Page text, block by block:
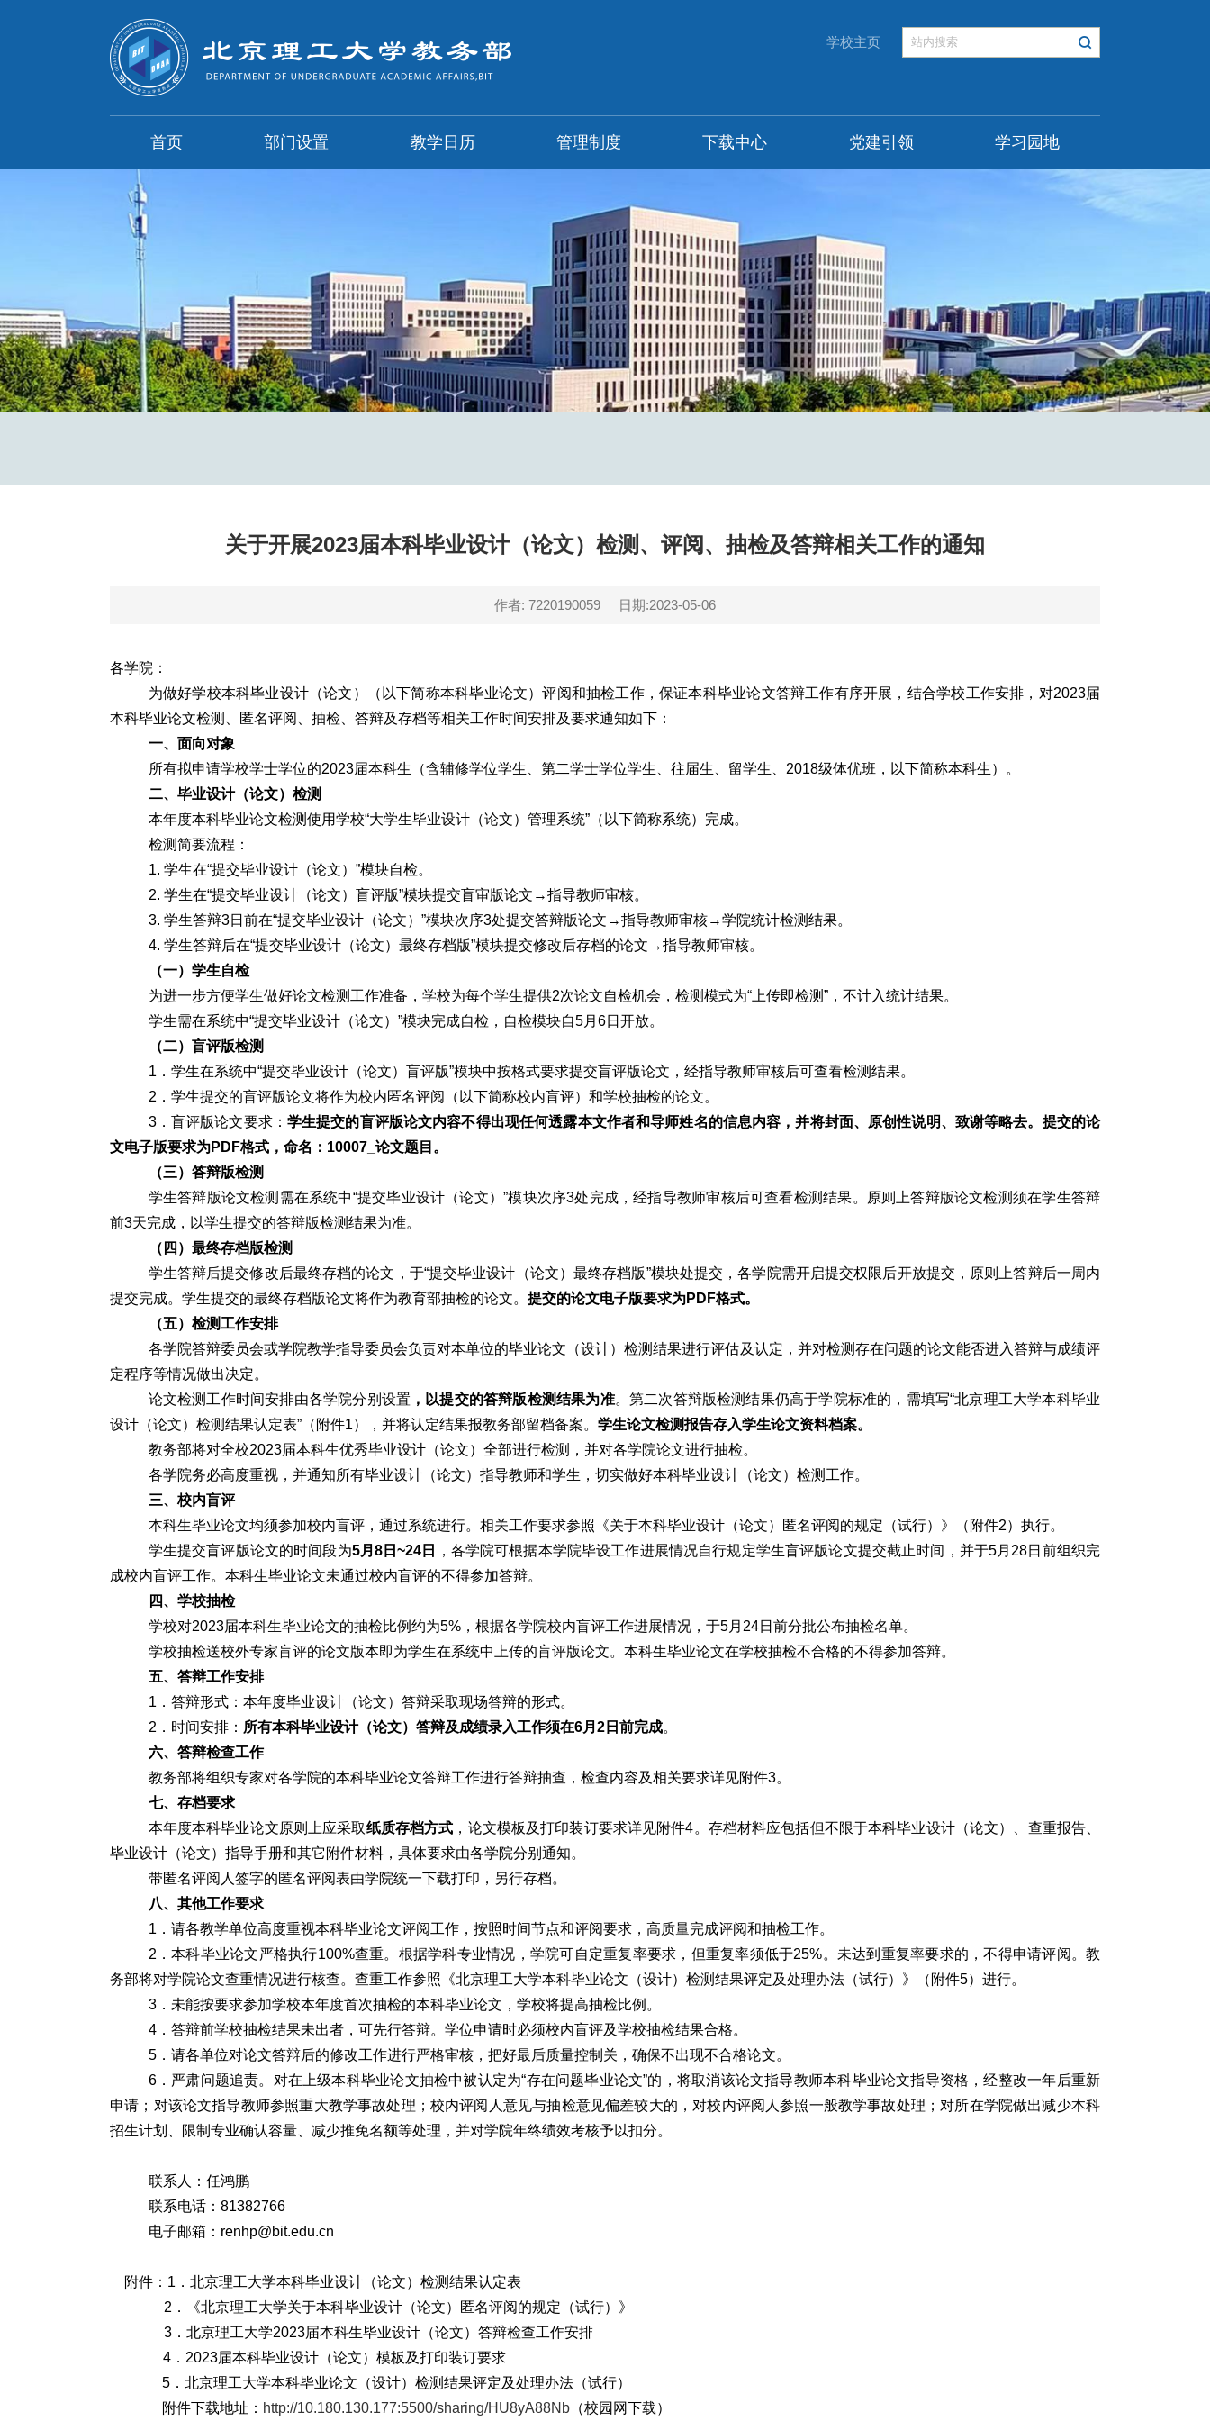
学校主页
首页 部门设置 教学日历 管理制度 下载中心 党建引领 学习园地
关于开展2023届本科毕业设计（论文）检测、评阅、抽检及答辩相关工作的通知
作者: 7220190059 日期:2023-05-06
各学院：
为做好学校本科毕业设计（论文）（以下简称本科毕业论文）评阅和抽检工作，保证本科毕业论文答辩工作有序开展，结合学校工作安排，对2023届
本科毕业论文检测、匿名评阅、抽检、答辩及存档等相关工作时间安排及要求通知如下：
一、面向对象
所有拟申请学校学士学位的2023届本科生（含辅修学位学生、第二学士学位学生、往届生、留学生、2018级体优班，以下简称本科生）。
二、毕业设计（论文）检测
本年度本科毕业论文检测使用学校“大学生毕业设计（论文）管理系统”（以下简称系统）完成。
检测简要流程：
1. 学生在“提交毕业设计（论文）”模块自检。
2. 学生在“提交毕业设计（论文）盲评版”模块提交盲审版论文→指导教师审核。
3. 学生答辩3日前在“提交毕业设计（论文）”模块次序3处提交答辩版论文→指导教师审核→学院统计检测结果。
4. 学生答辩后在“提交毕业设计（论文）最终存档版”模块提交修改后存档的论文→指导教师审核。
（一）学生自检
为进一步方便学生做好论文检测工作准备，学校为每个学生提供2次论文自检机会，检测模式为“上传即检测”，不计入统计结果。
学生需在系统中“提交毕业设计（论文）”模块完成自检，自检模块自5月6日开放。
（二）盲评版检测
1．学生在系统中“提交毕业设计（论文）盲评版”模块中按格式要求提交盲评版论文，经指导教师审核后可查看检测结果。
2．学生提交的盲评版论文将作为校内匿名评阅（以下简称校内盲评）和学校抽检的论文。
3．盲评版论文要求： 学生提交的盲评版论文内容不得出现任何透露本文作者和导师姓名的信息内容，并将封面、原创性说明、致谢等略去。提交的论
文电子版要求为PDF格式，命名：10007_论文题目。
（三）答辩版检测
学生答辩版论文检测需在系统中“提交毕业设计（论文）”模块次序3处完成，经指导教师审核后可查看检测结果。原则上答辩版论文检测须在学生答辩
前3天完成，以学生提交的答辩版检测结果为准。
（四）最终存档版检测
学生答辩后提交修改后最终存档的论文，于“提交毕业设计（论文）最终存档版”模块处提交，各学院需开启提交权限后开放提交，原则上答辩后一周内
提交完成。学生提交的最终存档版论文将作为教育部抽检的论文。 提交的论文电子版要求为PDF格式。
（五）检测工作安排
各学院答辩委员会或学院教学指导委员会负责对本单位的毕业论文（设计）检测结果进行评估及认定，并对检测存在问题的论文能否进入答辩与成绩评
定程序等情况做出决定。
论文检测工作时间安排由各学院分别设置 ，以提交的答辩版检测结果为准。第二次答辩版检测结果仍高于学院标准的，需填写“北京理工大学本科毕业
设计（论文）检测结果认定表”（附件1），并将认定结果报教务部留档备案。 学生论文检测报告存入学生论文资料档案。
教务部将对全校2023届本科生优秀毕业设计（论文）全部进行检测，并对各学院论文进行抽检。
各学院务必高度重视，并通知所有毕业设计（论文）指导教师和学生，切实做好本科毕业设计（论文）检测工作。
三、校内盲评
本科生毕业论文均须参加校内盲评，通过系统进行。相关工作要求参照《关于本科毕业设计（论文）匿名评阅的规定（试行）》（附件2）执行。
学生提交盲评版论文的时间段为5月8日~24日
，各学院可根据本学院毕设工作进展情况自行规定学生盲评版论文提交截止时间，并于5月28日前组织完
成校内盲评工作。本科生毕业论文未通过校内盲评的不得参加答辩。
四、学校抽检
学校对2023届本科生毕业论文的抽检比例约为5%，根据各学院校内盲评工作进展情况，于5月24日前分批公布抽检名单。
学校抽检送校外专家盲评的论文版本即为学生在系统中上传的盲评版论文。本科生毕业论文在学校抽检不合格的不得参加答辩。
五、答辩工作安排
1．答辩形式：本年度毕业设计（论文）答辩采取现场答辩的形式。
2．时间安排： 所有本科毕业设计（论文）答辩及成绩录入工作须在6月2日前完成。
六、答辩检查工作
教务部将组织专家对各学院的本科毕业论文答辩工作进行答辩抽查，检查内容及相关要求详见附件3。
七、存档要求
本年度本科毕业论文原则上应采取纸质存档方式 ，论文模板及打印装订要求详见附件4。存档材料应包括但不限于本科毕业设计（论文）、查重报告、
毕业设计（论文）指导手册和其它附件材料，具体要求由各学院分别通知。
带匿名评阅人签字的匿名评阅表由学院统一下载打印，另行存档。
八、其他工作要求
1．请各教学单位高度重视本科毕业论文评阅工作，按照时间节点和评阅要求，高质量完成评阅和抽检工作。
2．本科毕业论文严格执行100%查重。根据学科专业情况，学院可自定重复率要求，但重复率须低于25%。未达到重复率要求的，不得申请评阅。教
务部将对学院论文查重情况进行核查。查重工作参照《北京理工大学本科毕业论文（设计）检测结果评定及处理办法（试行）》（附件5）进行。
3．未能按要求参加学校本年度首次抽检的本科毕业论文，学校将提高抽检比例。
4．答辩前学校抽检结果未出者，可先行答辩。学位申请时必须校内盲评及学校抽检结果合格。
5．请各单位对论文答辩后的修改工作进行严格审核，把好最后质量控制关，确保不出现不合格论文。
6．严肃问题追责。对在上级本科毕业论文抽检中被认定为“存在问题毕业论文”的，将取消该论文指导教师本科毕业论文指导资格，经整改一年后重新
申请；对该论文指导教师参照重大教学事故处理；校内评阅人意见与抽检意见偏差较大的，对校内评阅人参照一般教学事故处理；对所在学院做出减少本科
招生计划、限制专业确认容量、减少推免名额等处理，并对学院年终绩效考核予以扣分。
联系人：任鸿鹏
联系电话：81382766
电子邮箱：renhp@bit.edu.cn
附件：1．北京理工大学本科毕业设计（论文）检测结果认定表
2．《北京理工大学关于本科毕业设计（论文）匿名评阅的规定（试行）》
3．北京理工大学2023届本科生毕业设计（论文）答辩检查工作安排
4．2023届本科毕业设计（论文）模板及打印装订要求
5．北京理工大学本科毕业论文（设计）检测结果评定及处理办法（试行）
附件下载地址： http://10.180.130.177:5500/sharing/HU8yA88Nb （校园网下载）